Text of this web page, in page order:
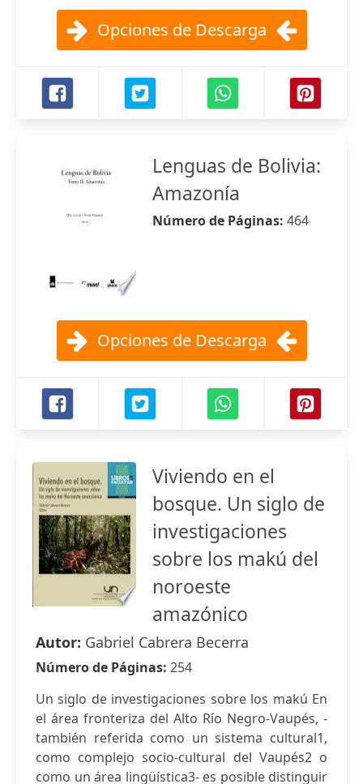
Opciones de Descarga
Lenguas de Bolivia:
Amazonía
Número de Páginas: 464
Opciones de Descarga
Viviendo en el
bosque. Un siglo de
investigaciones
sobre los makú del
noroeste
amazónico
Autor: Gabriel Cabrera Becerra
Número de Páginas: 254
Un siglo de investigaciones sobre los makú En
el área fronteriza del Alto Río Negro-Vaupés, -
también referida como un sistema cultural1,
como complejo socio-cultural del Vaupés2 o
como un área lingüística3- es posible distinguir